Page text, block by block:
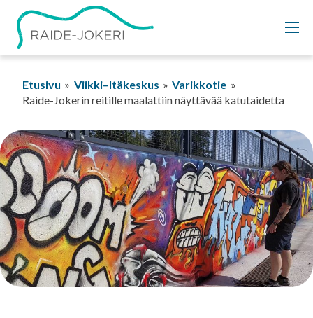
Siirry
sisältöön
Etusivu Viikki–Itäkeskus
Varikkotie
Raide-Jokerin reitille maalattiin näyttävää katutaidetta